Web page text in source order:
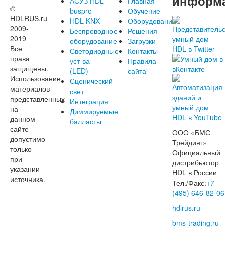
©
HDLRUS.ru
2009-
2019
Все
права
защищены.
Использование
материалов
представленных
на
данном
сайте
допустимо
только
при
указании
источника.
buspro
HDL KNX
Беспроводное
оборудование
Светодиодные
уст-ва
(LED)
Сценический
свет
Интеграция
Диммируемые
балласты
Обучение
Оборудование
Решения
Загрузки
Контакты
Правила
сайта
ООО «БМС
Трейдинг»
Официальный
дистрибьютор
HDL в России
Тел./Факс:+7
(495) 646-82-06
hdlrus.ru
bms-trading.ru